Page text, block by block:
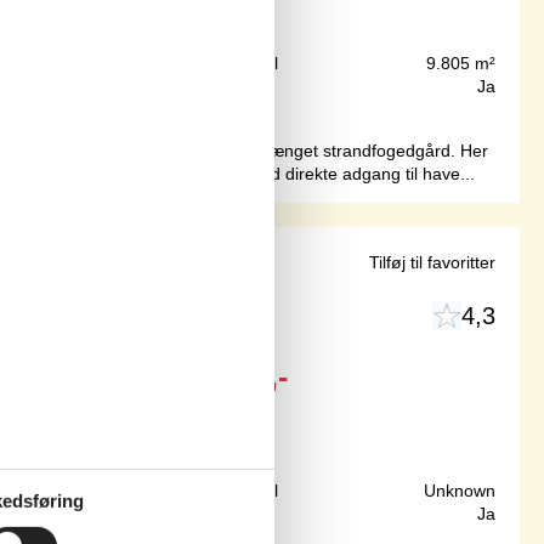
Grundareal
9.805 m²
Ja
i to plan i en gammel, trelænget strandfogedgård. Her
naturgrund på hele 9.805 m² med direkte adgang til have...
4,3
2.470,-
Grundareal
Unknown
Ja
Tilføj til favoritter